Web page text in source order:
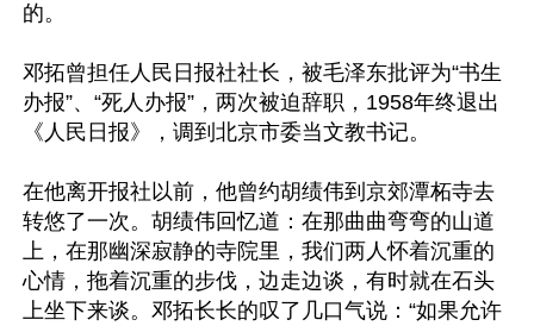
的。
邓拓曾担任人民日报社社长，被毛泽东批评为“书生
办报”、“死人办报”，两次被迫辞职，1958年终退出
《人民日报》，调到北京市委当文教书记。
在他离开报社以前，他曾约胡绩伟到京郊潭柘寺去
转悠了一次。胡绩伟回忆道：在那曲曲弯弯的山道
上，在那幽深寂静的寺院里，我们两人怀着沉重的
心情，拖着沉重的步伐，边走边谈，有时就在石头
上坐下来谈。邓拓长长的叹了几口气说：“如果允许